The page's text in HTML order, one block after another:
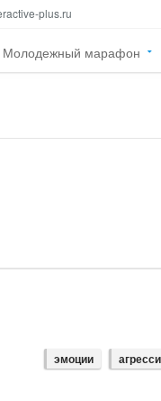
plus.ru
Молодежный марафон
эмоции